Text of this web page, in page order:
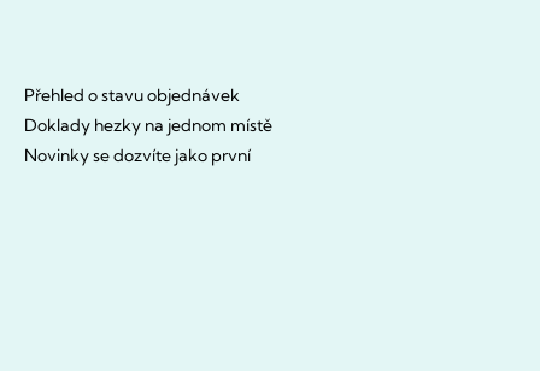
Přehled o stavu objednávek
Doklady hezky na jednom místě
Novinky se dozvíte jako první